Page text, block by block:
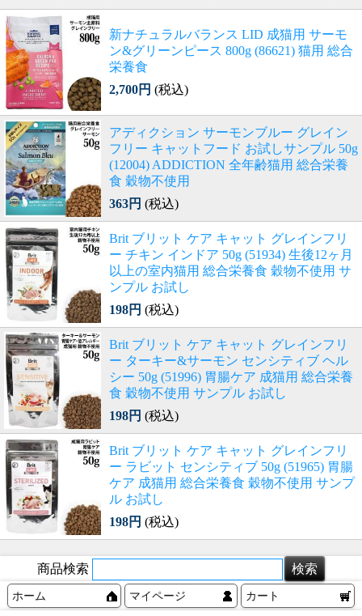
新ナチュラルバランス LID 成猫用 サーモ
ン&グリーンピース 800g (86621) 猫用 総合
栄養食
2,700円 (税込)
アディクション サーモンブルー グレイン
フリー キャットフード お試しサンプル 50g
(12004) ADDICTION 全年齢猫用 総合栄養
食 穀物不使用
363円 (税込)
Brit ブリット ケア キャット グレインフリ
ー チキン インドア 50g (51934) 生後12ヶ月
以上の室内猫用 総合栄養食 穀物不使用 サ
ンプル お試し
198円 (税込)
Brit ブリット ケア キャット グレインフリ
ー ターキー&サーモン センシティブ ヘル
シー 50g (51996) 胃腸ケア 成猫用 総合栄養
食 穀物不使用 サンプル お試し
198円 (税込)
Brit ブリット ケア キャット グレインフリ
ー ラビット センシティブ 50g (51965) 胃腸
ケア 成猫用 総合栄養食 穀物不使用 サンプ
ル お試し
198円 (税込)
商品検索
ホーム マイページ カート